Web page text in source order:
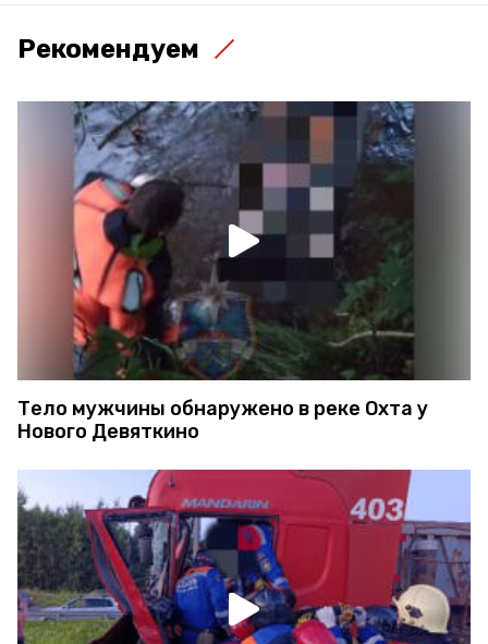
Рекомендуем
Тело мужчины обнаружено в реке Охта у
Нового Девяткино